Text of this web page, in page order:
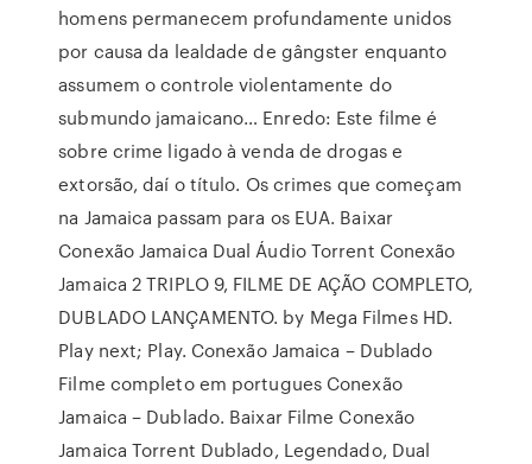
homens permanecem profundamente unidos
por causa da lealdade de gângster enquanto
assumem o controle violentamente do
submundo jamaicano… Enredo: Este filme é
sobre crime ligado à venda de drogas e
extorsão, daí o título. Os crimes que começam
na Jamaica passam para os EUA. Baixar
Conexão Jamaica Dual Áudio Torrent Conexão
Jamaica 2 TRIPLO 9, FILME DE AÇÃO COMPLETO,
DUBLADO LANÇAMENTO. by Mega Filmes HD.
Play next; Play. Conexão Jamaica – Dublado
Filme completo em portugues Conexão
Jamaica – Dublado. Baixar Filme Conexão
Jamaica Torrent Dublado, Legendado, Dual